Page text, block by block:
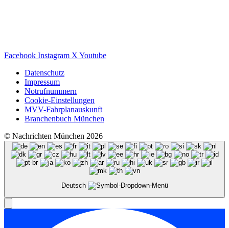
Facebook Instagram X Youtube
Datenschutz
Impressum
Notrufnummern
Cookie-Einstellungen
MVV-Fahrplanauskunft
Branchenbuch München
© Nachrichten München 2026
Deutsch